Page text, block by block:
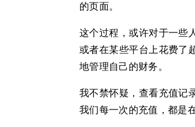
的页面。
这个过程，或许对于一些
或者在某些平台上花费了
地管理自己的财务。
我不禁怀疑，查看充值记
我们每一次的充值，都是